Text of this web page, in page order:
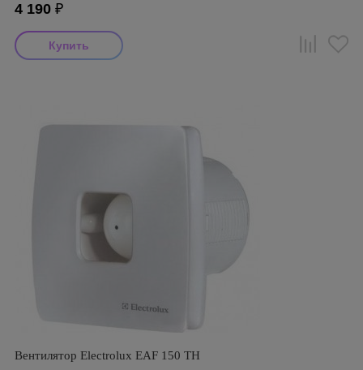
4 190 ₽
Вентилятор Electrolux EAF 150 ТH